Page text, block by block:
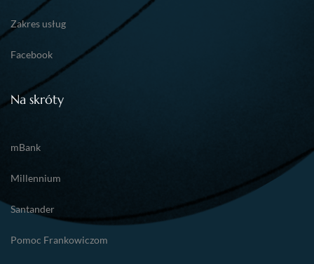
Zakres usług
Facebook
Na skróty
mBank
Millennium
Santander
Pomoc Frankowiczom